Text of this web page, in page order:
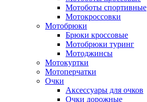
Мотоботы спортивные
Мотокроссовки
Мотобрюки
Брюки кроссовые
Мотобрюки туринг
Мотоджинсы
Мотокуртки
Мотоперчатки
Очки
Аксессуары для очков
Очки дорожные